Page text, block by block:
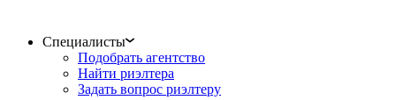
Специалисты
Подобрать агентство
Найти риэлтера
Задать вопрос риэлтеру